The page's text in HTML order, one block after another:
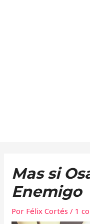
Mas si
Enemigo
Por Félix Cortés/ 1